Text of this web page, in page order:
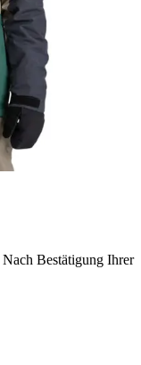
Nach Bestätigung Ihrer